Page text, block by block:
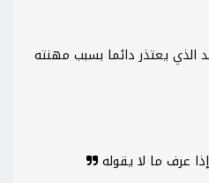
الذي يعتذر دائما بسبب مهنته
عرف ما لا يقوله